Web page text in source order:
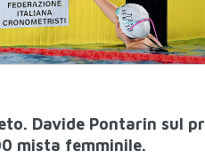
Davide Pontarin sul
mista femminile.